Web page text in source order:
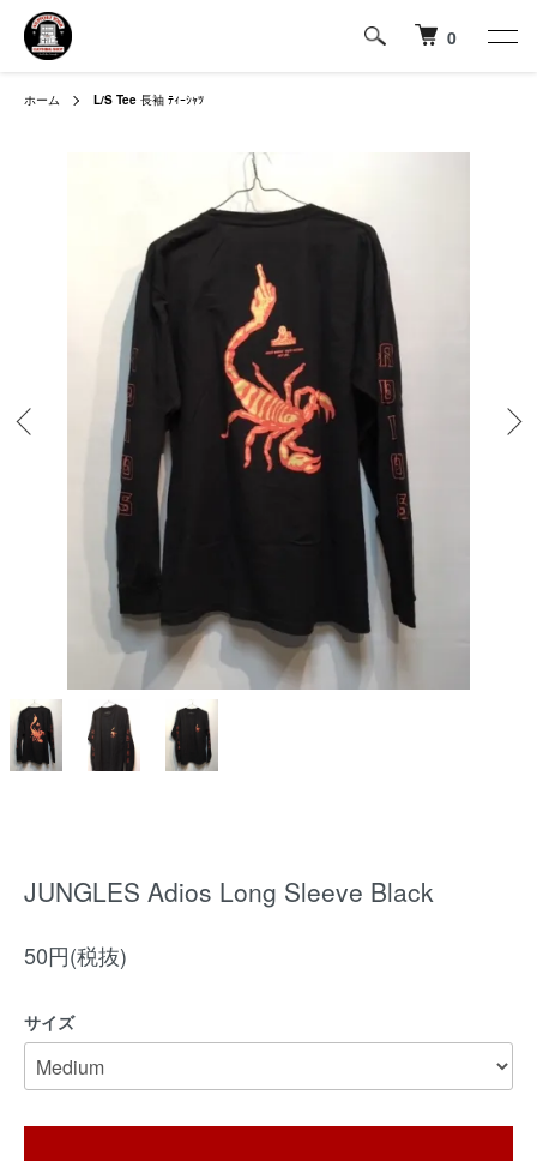
0
ホーム L/S Tee 長袖 ﾃｨｰｼｬﾂ
JUNGLES Adios Long Sleeve Black
50円(税抜)
サイズ